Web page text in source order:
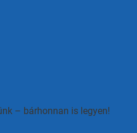
– bárhonnan is legyen!